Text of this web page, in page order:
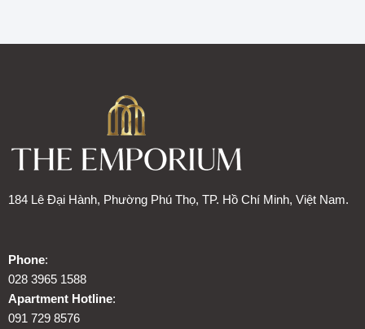
184 Lê Đại Hành, Phường Phú Thọ, TP. Hồ Chí Minh, Việt Nam.
Phone:
028 3965 1588
Apartment Hotline:
091 729 8576